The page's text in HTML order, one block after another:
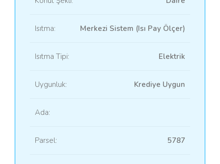
Isıtma: Merkezi Sistem (Isı Pay Ölçer)
Isıtma Tipi: Elektrik
Uygunluk: Krediye Uygun
Ada:
Parsel: 5787